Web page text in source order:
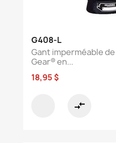
G408-L
Gant imperméable
Gear® en...
18,95 $
compare_arrows